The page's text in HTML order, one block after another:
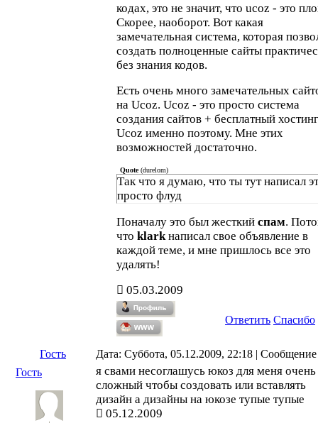
кодах, это не значит, что ucoz - это
Скорее, наоборот. Вот какая
замечательная система, которая
создать полноценные сайты
без знания кодов.
Есть очень много замечательных
на Ucoz. Ucoz - это просто система
создания сайтов + бесплатный
Ucoz именно поэтому. Мне этих
возможностей достаточно.
Quote(durelom)
Так что я думаю, что ты тут написал
просто флуд
Поначалу это был жесткий спам.
что klarkнаписал свое объявление в
каждой теме, и мне пришлось все это
удалять!
05.03.2009
Ответить Спасибо
Гость
Дата: Суббота, 05.12.2009, 22:18 |
Гость
я свами несоглашусь юкоз для меня очень
сложный чтобы создовать или вставлять
дизайн а дизайны на юкозе тупые тупые
05.12.2009